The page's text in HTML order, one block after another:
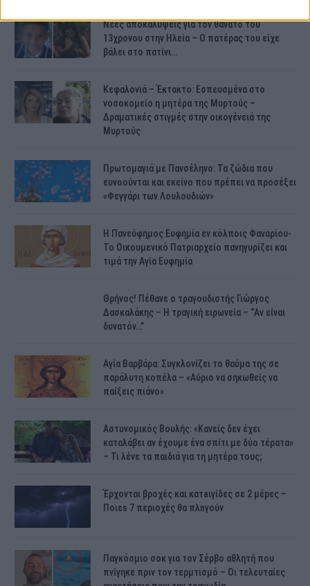
Νέες αποκαλύψεις για τον θάνατο του
13χρονου στην Ηλεία – Ο πατέρας του είχε
βάλει στο πατίνι…
Κεφαλονιά – Έκτακτο: Εσπευσμένα στο
νοσοκομείο η μητέρα της Μυρτούς –
Δραματικές στιγμές στην οικογένειά της
Μυρτούς
Πρωτομαγιά με Πανσέληνο: Τα ζώδια που
ευνοούνται και εκείνο που πρέπει να προσέξει
«Φεγγάρι των Λουλουδιών»
H Πανεύφημος Ευφημία εν κόλποις Φαναρίου-
Το Οικουμενικό Πατριαρχείο πανηγυρίζει και
τιμά την Αγία Ευφημία
Θρήνος! Πέθανε ο τραγουδιστής Γιώργος
Δασκαλάκης – Η τραγική ειρωνεία – “Αν είναι
δυνατόν…”
Αγία Βαρβάρα: Συγκλονίζει το θαύμα της σε
παράλυτη κοπέλα – «Αύριο να σηκωθείς να
παίξεις πιάνο»
Αστυνομικός Bουλής: «Κανείς δεν έχει
καταλάβει αν έχουμε ένα σπίτι με δύο τέρατα»
– Τι λένε τα παιδιά για τη μητέρα τους;
Έρχονται βροχές και κατaιγίδες σε 2 μέpες –
Ποιεs 7 πεpιοχές θα πλnγούν
Παγκόσμιο σοκ για τον Σέρβο αθλητή που
πνίγηκε πριν τον τερμτισμό – Οι τελευταίες